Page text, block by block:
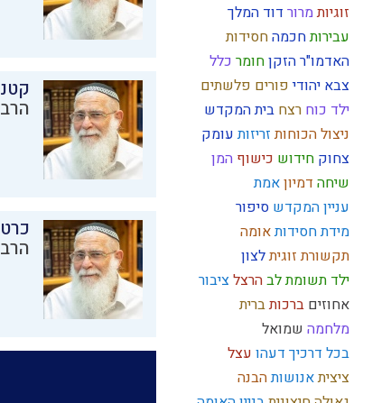
זוגיותמרור דוד המלך
עבירותחכמהחסידות
האדמו"ר הזקןחומר כלל
צבא יהודי פורים פלשתים
ילד כוח רצח בית המקדש
ניצול הכוחותזריזותעומק
צחוק חידוש כישוף המן
שיחה דמיוןאמת
עניין המקדש סיפור
מידת חסידותאומה
תקשורת זוגיתלצון
ילד תשומת לבהרצלציבור
אחוזים ברכותברית
מלחמה שמואל
בכל דרכיך דעהו עצל
ציציתאנושותהבנה